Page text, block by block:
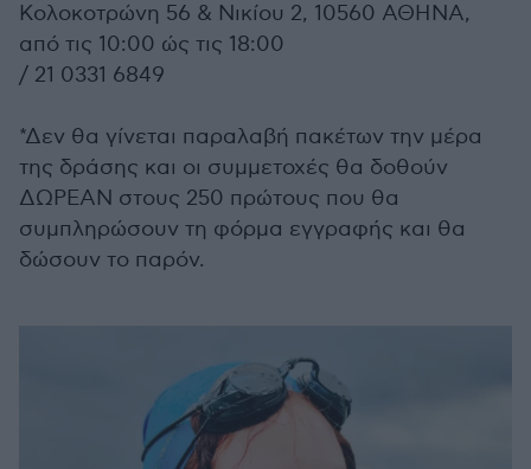
Κολοκοτρώνη 56 & Νικίου 2, 10560 ΑΘΗΝΑ,
από τις 10:00 ώς τις 18:00
/ 21 0331 6849
*Δεν θα γίνεται παραλαβή πακέτων την μέρα
της δράσης και οι συμμετοχές θα δοθούν
ΔΩΡΕΑΝ στους 250 πρώτους που θα
συμπληρώσουν τη φόρμα εγγραφής και θα
δώσουν το παρόν.